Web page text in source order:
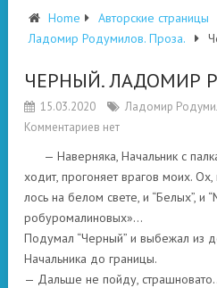
Home Авторские страницы
Ладомир Родумилов. Проза.
ЧЕРНЫЙ. ЛАДОМИР
15.03.2020
Ладомир
Комментариев нет
— Наверняка, Начальник с
ходит, прогоняет врагов моих.
лось на белом свете, и “Белых”, и
робуромалиновых»…
Подумал “Черный” и выбежал из
Начальника до границы.
— Дальше не пойду,